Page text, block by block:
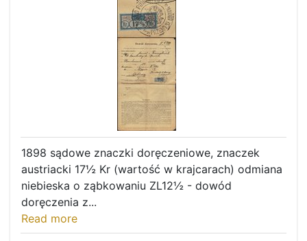
1898 sądowe znaczki doręczeniowe, znaczek
austriacki 17½ Kr (wartość w krajcarach) odmiana
niebieska o ząbkowaniu ZL12½ - dowód
doręczenia z...
Read more